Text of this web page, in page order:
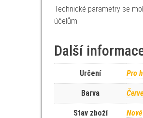
Technické parametry se
účelům.
Další
Určení Pro
Barva
Stav zboží Nové